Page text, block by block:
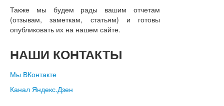
Также мы будем рады вашим отчетам
(отзывам, заметкам, статьям) и готовы
опубликовать их на нашем сайте.
НАШИ КОНТАКТЫ
Мы ВКонтакте
Канал Яндекс.Дзен